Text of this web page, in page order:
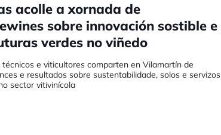
acolle a xornada de
sobre innovación sostible e
verdes no viñedo
técnicos e viticultores comparten en Vilamartín de
e resultados sobre sustentabilidade, solos e servizos
sector vitivinícola